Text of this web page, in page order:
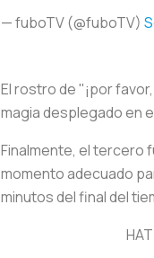
— fuboTV (@fuboTV)
El rostro de "¡por
magia desplegado en
Finalmente, el tercero
momento adecuado
minutos del final del